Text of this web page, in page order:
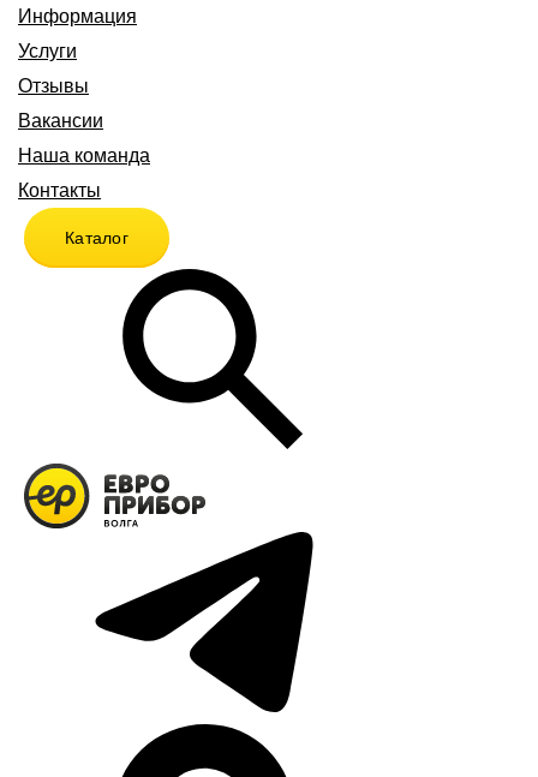
Информация
Услуги
Отзывы
Вакансии
Наша команда
Контакты
Каталог